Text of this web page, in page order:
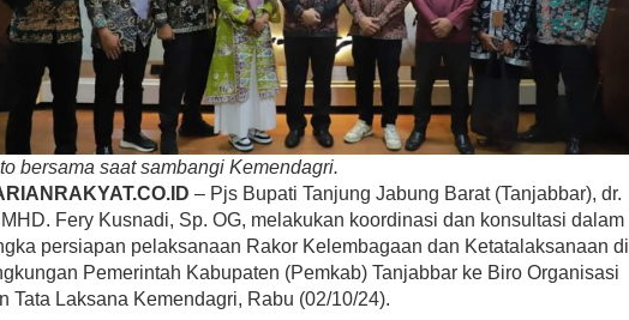
bersama saat sambangi Kemendagri.
– Pjs Bupati Tanjung Jabung Barat (Tanjabbar), dr.
MHD. Fery Kusnadi, Sp. OG, melakukan koordinasi dan konsultasi dalam
persiapan pelaksanaan Rakor Kelembagaan dan Ketatalaksanaan di
Pemerintah Kabupaten (Pemkab) Tanjabbar ke Biro Organisasi
Tata Laksana Kemendagri, Rabu (02/10/24).